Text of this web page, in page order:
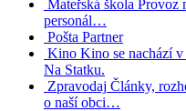
Mateřská škola Provoz
personál…
Pošta Partner
Kino Kino se nachází v
Na Statku.
Zpravodaj Články,
o naší obci…